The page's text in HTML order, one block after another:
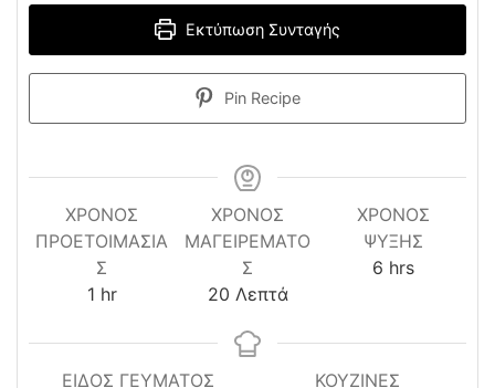
Εκτύπωση Συνταγής
Pin Recipe
ΧΡΌΝΟΣ
ΠΡΟΕΤΟΙΜΑΣΊΑ
Σ
1hour
hr
ΧΡΟΝΟΣ
ΜΑΓΕΙΡΕΜΑΤΟ
Σ
20minutes
Λεπτά
ΧΡΌΝΟΣ
ΨΎΞΗΣ
6 hours
hrs
ΕΙΔΟΣ ΓΕΥΜΑΤΟΣ
ΚΟΥΖΊΝΕΣ